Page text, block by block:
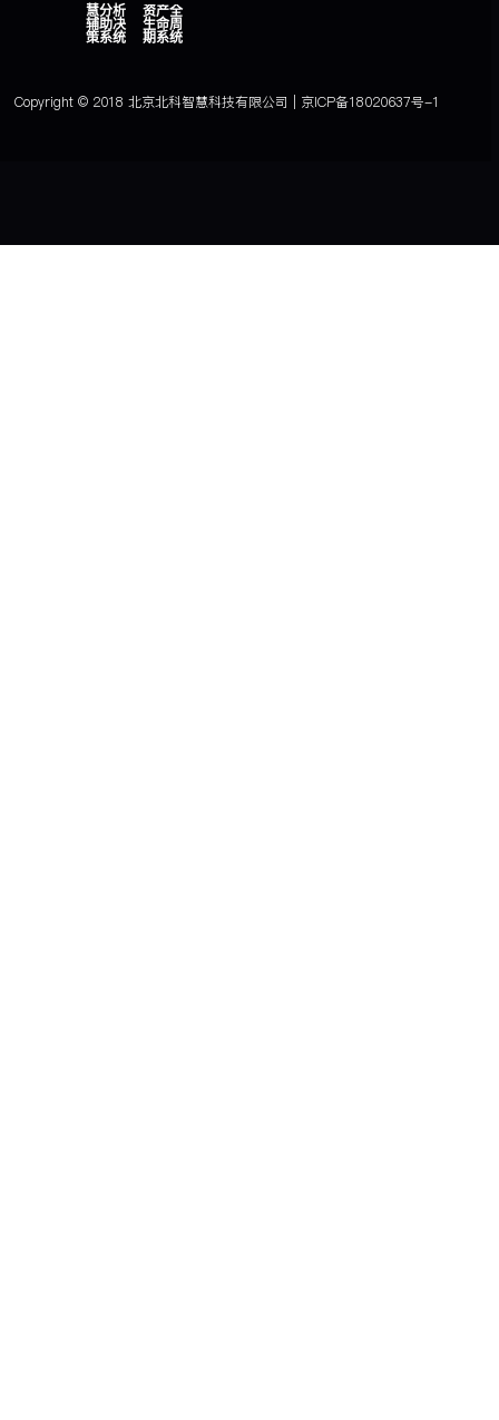
慧分析
辅助决
策系统
资产全
生命周
期系统
Copyright © 2018 北京北科智慧科技有限公司 | 京ICP备18020637号-1